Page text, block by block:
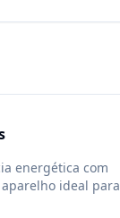
energética com
ideal para